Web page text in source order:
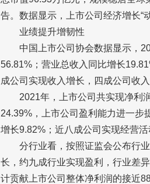
告。数据显示，上市公司经济增长“
业绩提升增韧性
中国上市公司协会数据显示，
56.81%；营业总收入同比增长
成公司实现收入增长，四成公司收
2021年，上市公司共实现净利
24.39%，上市公司盈利能力进一步
增长9.82%；近八成公司实现经营
分行业看，按照证监会公布行
长，约九成行业实现盈利，行业差
计贡献上市公司整体净利润的接近